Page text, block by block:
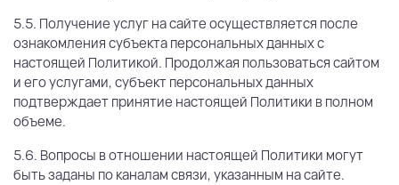
5.5. Получение услуг на сайте осуществляется после
ознакомления субъекта персональных данных с
настоящей Политикой. Продолжая пользоваться сайтом
и его услугами, субъект персональных данных
подтверждает принятие настоящей Политики в полном
объеме.
5.6. Вопросы в отношении настоящей Политики могут
быть заданы по каналам связи, указанным на сайте.